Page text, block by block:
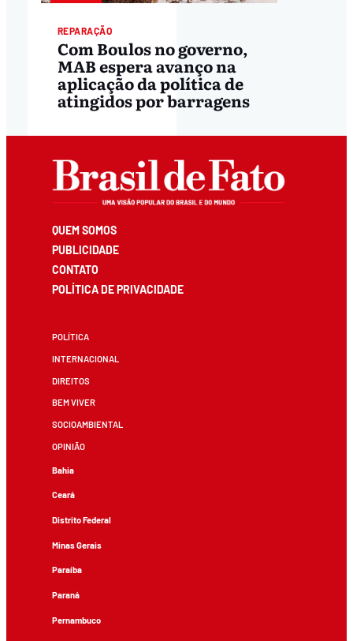
REPARAÇÃO
Com Boulos no governo,
MAB espera avanço na
aplicação da política de
atingidos por barragens
QUEM SOMOS
PUBLICIDADE
CONTATO
POLÍTICA DE PRIVACIDADE
POLÍTICA
INTERNACIONAL
DIREITOS
BEM VIVER
SOCIOAMBIENTAL
OPINIÃO
Bahia
Ceará
Distrito Federal
Minas Gerais
Paraíba
Paraná
Pernambuco